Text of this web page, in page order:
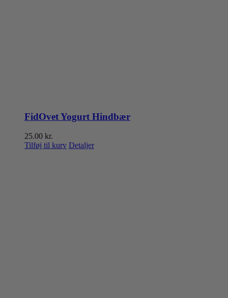
FidOvet Yogurt Hindbær
25.00 kr.
Tilføj til kurv Detaljer